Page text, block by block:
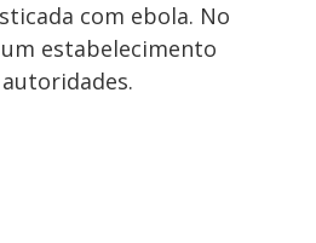
com ebola. No
estabelecimento